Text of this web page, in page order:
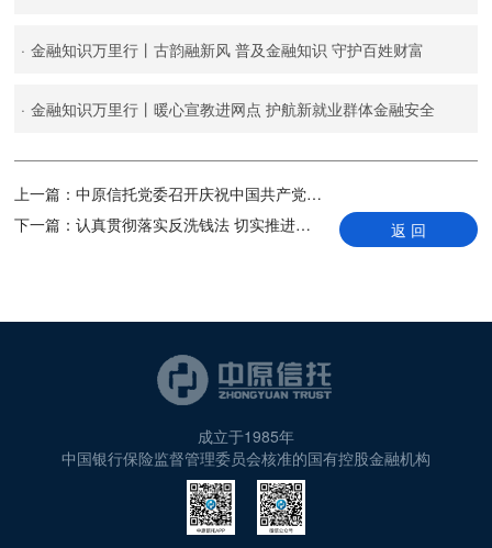
· 金融知识万里行丨古韵融新风 普及金融知识 守护百姓财富
· 金融知识万里行丨暖心宣教进网点 护航新就业群体金融安全
上一篇：中原信托党委召开庆祝中国共产党成立104周年暨2024-2025年度表彰大会
下一篇：认真贯彻落实反洗钱法 切实推进洗钱风险防控 返 回
成立于1985年
中国银行保险监督管理委员会核准的国有控股金融机构